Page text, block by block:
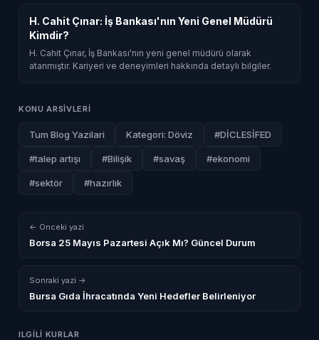
H. Cahit Çınar: İş Bankası'nın Yeni Genel Müdürü
Kimdir?
H. Cahit Çınar, İş Bankası'nın yeni genel müdürü olarak
atanmıştır. Kariyeri ve deneyimleri hakkında detaylı bilgiler.
KONU ARSIVLERI
Tum Blog Yazilari Kategori: Döviz #DİCLESİFED
#talep artışı #Bilişik #savaş #ekonomi
#sektör #hazırlık
← Onceki yazi
Borsa 25 Mayıs Pazartesi Açık Mı? Güncel Durum
Sonraki yazi →
Bursa Gıda İhracatında Yeni Hedefler Belirleniyor
ILGILI KURLAR